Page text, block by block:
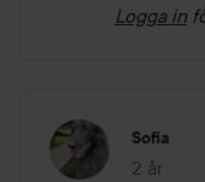
Logga in
Sofia
2 år
Inlägget